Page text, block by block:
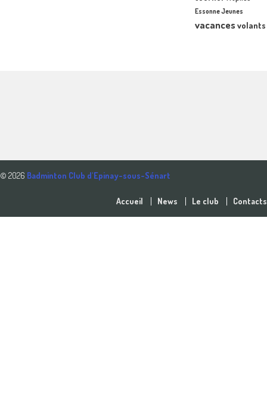
Essonne Jeunes
vacancesvolants
© 2026 Badminton Club d'Epinay-sous-Sénart
Accueil News Le club Contacts